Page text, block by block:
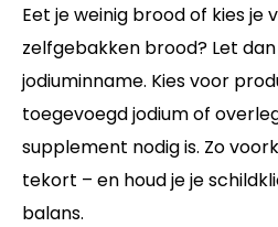
Eet je weinig brood of kies je
zelfgebakken brood? Let
jodiuminname. Kies voor
toegevoegd jodium of
supplement nodig is. Zo
tekort – en houd je je
balans.